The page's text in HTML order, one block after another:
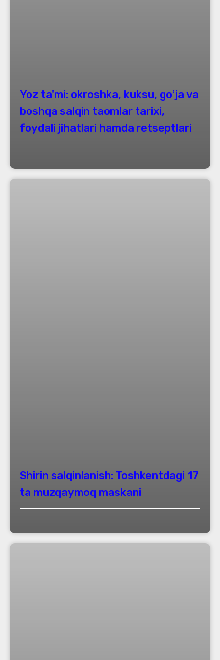
Yoz ta'mi: okroshka, kuksu, goʻja va
boshqa salqin taomlar tarixi,
foydali jihatlari hamda retseptlari
Shirin salqinlanish: Toshkentdagi 17
ta muzqaymoq maskani